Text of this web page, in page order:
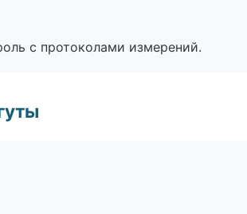
с протоколами измерений.